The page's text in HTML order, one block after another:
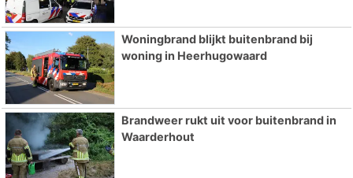
Woningbrand blijkt buitenbrand bij
woning in Heerhugowaard
Brandweer rukt uit voor buitenbrand in
Waarderhout